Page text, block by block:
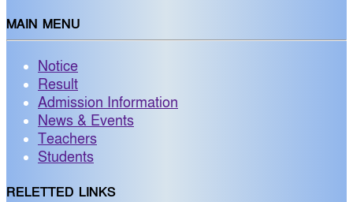
MAIN MENU
Notice
Result
Admission Information
News & Events
Teachers
Students
RELETTED LINKS